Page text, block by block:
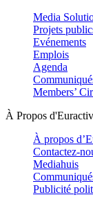
Media
Projets
Evénements
Emplois
Agenda
Members’
À Propos d'Euractiv
À propos
Contactez-
Mediahuis
Publicité